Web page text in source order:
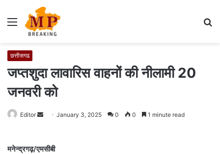
Menu
छत्तीसगढ
जप्तशुदा लावारिस वाहनों की नीलामी 20
जनवरी को
Editor
d
January 3, 2025 0 0 1 minute read
मनेन्द्रगढ़/एमसीबी